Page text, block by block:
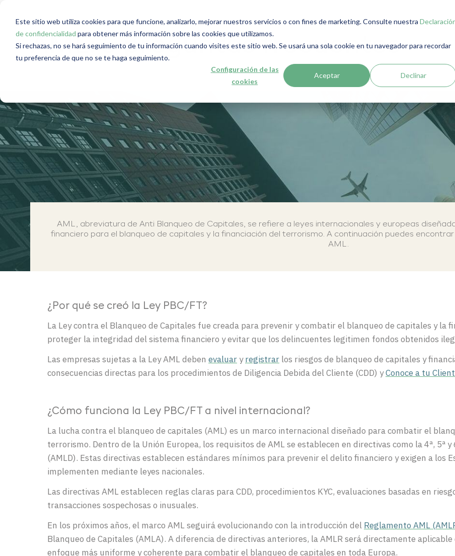
Este sitio web utiliza cookies para que funcione, analizarlo, mejorar nuestros servicios o con fines de marketing. Consulte nuestra
de confidencialidad para obtener más información sobre las cookies que utilizamos.
Si rechazas, no se hará seguimiento de tu información cuando visites este sitio web. Se usará una sola cookie en tu navegador para recordar
tu preferencia de que no se te haga seguimiento.
Configuración de las
cookies
Aceptar Declinar
AML: 5 preguntas frecuentes
AML, abreviatura de Anti Blanqueo de Capitales, se refiere a leyes internacionales y europeas
financiero para el blanqueo de capitales y la financiación del terrorismo. A continuación puedes
AML.
¿Por qué se creó la Ley PBC/FT?
La Ley contra el Blanqueo de Capitales fue creada para prevenir y combatir el blanqueo de capitales y la
proteger la integridad del sistema financiero y evitar que los delincuentes legitimen fondos obtenidos
Las empresas sujetas a la Ley AML deben evaluar yregistrar los riesgos de blanqueo de capitales y
consecuencias directas para los procedimientos de Diligencia Debida del Cliente (CDD) yConoce a tu
¿Cómo funciona la Ley PBC/FT a nivel internacional?
La lucha contra el blanqueo de capitales (AML) es un marco internacional diseñado para combatir el
terrorismo. Dentro de la Unión Europea, los requisitos de AML se establecen en directivas como la 4ª, 5ª
(AMLD). Estas directivas establecen estándares mínimos para prevenir el delito financiero y exigen a los
implementen mediante leyes nacionales.
Las directivas AML establecen reglas claras para CDD, procedimientos KYC, evaluaciones basadas en
transacciones sospechosas o inusuales.
En los próximos años, el marco AML seguirá evolucionando con la introducción del Reglamento AML
Blanqueo de Capitales (AMLA). A diferencia de directivas anteriores, la AMLR será directamente
enfoque más uniforme y coherente para combatir el blanqueo de capitales en toda Europa.